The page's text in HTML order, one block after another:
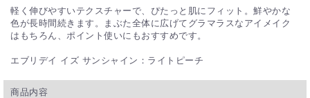
Q. 商品画像と実物とで色が違った。
できるだけ実物に近い画像を使用しておりますが、ご使用のパ
色や明るさが商品画像と多少異なって見える場合がございま
あらかじめご了承ください。
軽く伸びやすいテクスチャーで、ぴたっと肌にフィット。鮮やかな
色が長時間続きます。まぶた全体に広げてグラマラスなアイメイク
はもちろん、ポイント使いにもおすすめです。
エブリデイ イズ サンシャイン：ライトピーチ
商品内容